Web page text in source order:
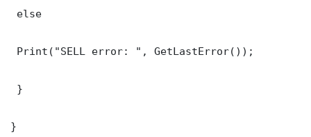
else
Print("SELL error: ", GetLastError());
}
}